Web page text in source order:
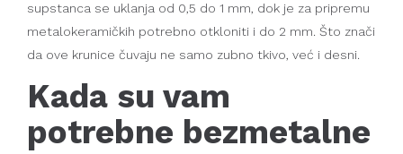
supstanca se uklanja od 0,5 do 1 mm, dok je za pripremu
metalokeramičkih potrebno otkloniti i do 2 mm. Što znači
da ove krunice čuvaju ne samo zubno tkivo, već i desni.
Kada su vam
potrebne bezmetalne